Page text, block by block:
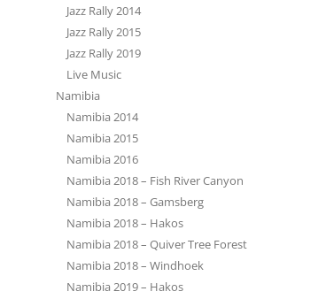
Jazz Rally 2014
Jazz Rally 2015
Jazz Rally 2019
Live Music
Namibia
Namibia 2014
Namibia 2015
Namibia 2016
Namibia 2018 – Fish River Canyon
Namibia 2018 – Gamsberg
Namibia 2018 – Hakos
Namibia 2018 – Quiver Tree Forest
Namibia 2018 – Windhoek
Namibia 2019 – Hakos